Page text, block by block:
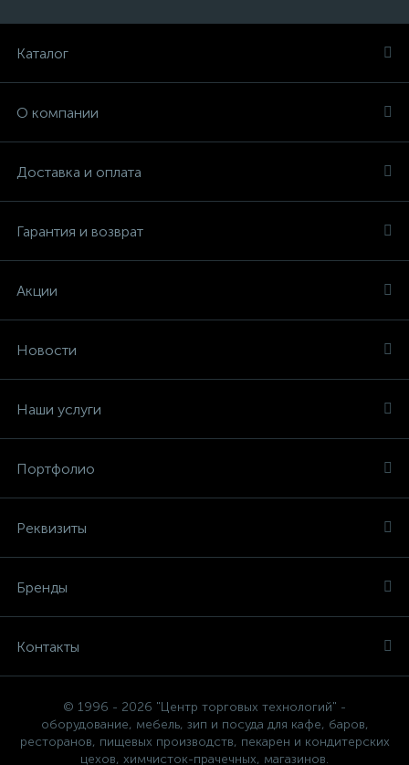
Каталог
О компании
Доставка и оплата
Гарантия и возврат
Акции
Новости
Наши услуги
Портфолио
Реквизиты
Бренды
Контакты
© 1996 - 2026 "Центр торговых технологий" -
оборудование, мебель, зип и посуда для кафе, баров,
ресторанов, пищевых производств, пекарен и кондитерских
цехов, химчисток-прачечных, магазинов.